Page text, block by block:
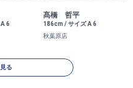
6
髙橋 哲平
186cm / サイズ A 6
秋葉原店
る